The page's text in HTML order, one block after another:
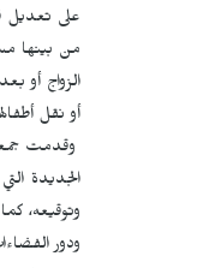
على تعديل
من بينها
الزواج أو
أو نقل
وقدمت
الجديدة
وتوقيعه،
ودور